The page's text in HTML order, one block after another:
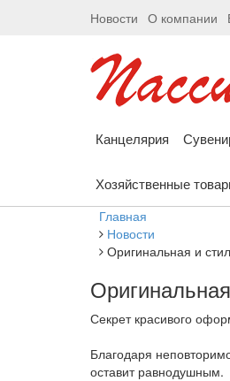
Новости О компании
Канцелярия
Хозяйственные
Главная
Новости
Оригинальная и
Секрет красивого
Благодаря
оставит равнодушным.